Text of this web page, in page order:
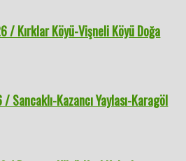
/ Kırklar Köyü-Vişneli Köyü Doğa
Sancaklı-Kazancı Yaylası-Karagöl